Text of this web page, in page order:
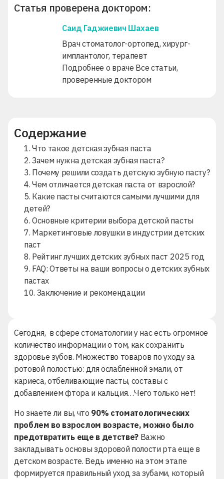
Содержание
1. Что такое детская зубная паста
2. Зачем нужна детская зубная паста?
3. Почему решили создать детскую зубную пасту?
4. Чем отличается детская паста от взрослой?
5. Какие пасты считаются самыми лучшими для
детей?
6. Основные критерии выбора детской пасты
7. Маркетинговые ловушки в индустрии детских
паст
8. Рейтинг лучших детских зубных паст 2025 год
9. FAQ: Ответы на ваши вопросы о детских зубных
пастах
10. Заключение и рекомендации
Сегодня, в сфере стоматологии у нас есть огромное
количество информации о том, как сохранить
здоровье зубов. Множество товаров по уходу за
ротовой полостью: для ослабленной эмали, от
кариеса, отбеливающие пасты, составы с
добавлением фтора и кальция…Чего только нет!
Но знаете ли вы, что 90% стоматологических
проблем во взрослом возрасте, можно было
предотвратить еще в детстве? Важно
закладывать основы здоровой полости рта еще в
детском возрасте. Ведь именно на этом этапе
формируется правильный уход за зубами, который
Статья проверена доктором:
Саид Гаджиевич Шахаев
Врач стоматолог-ортопед, хирург-
имплантолог, терапевт
Подробнее о враче Все статьи,
проверенные доктором